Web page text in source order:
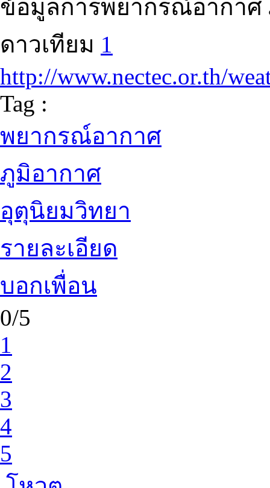
ข้อมูลการพยากรณ์อากา
ดาวเทียม 1
http://www.nectec.or.th/
Tag :
พยากรณ์อากาศ
ภูมิอากาศ
อุตุนิยมวิทยา
รายละเอียด
บอกเพื่อน
0/5
1
2
3
4
5